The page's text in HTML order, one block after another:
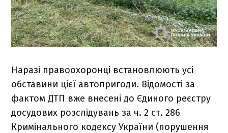
Наразі правоохоронці встановлюють усі
обставини цієї автопригоди. Відомості за
фактом ДТП вже внесені до Єдиного реєстру
досудових розслідувань за ч. 2 ст. 286
Кримінального кодексу України (порушення